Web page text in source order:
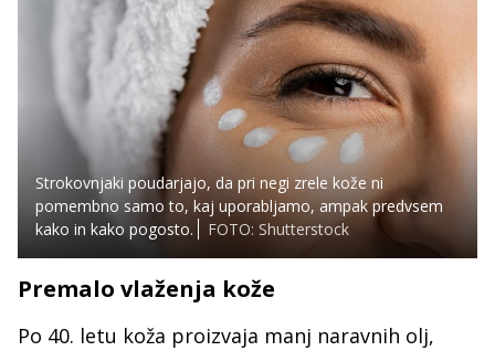
Strokovnjaki poudarjajo, da pri negi zrele kože ni
pomembno samo to, kaj uporabljamo, ampak predvsem
kako in kako pogosto.
FOTO: Shutterstock
Premalo vlaženja kože
Po 40. letu koža proizvaja manj naravnih olj,